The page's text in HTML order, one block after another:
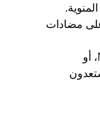
مضادات
مناسب للرجال المصابين بـ NOA، أو